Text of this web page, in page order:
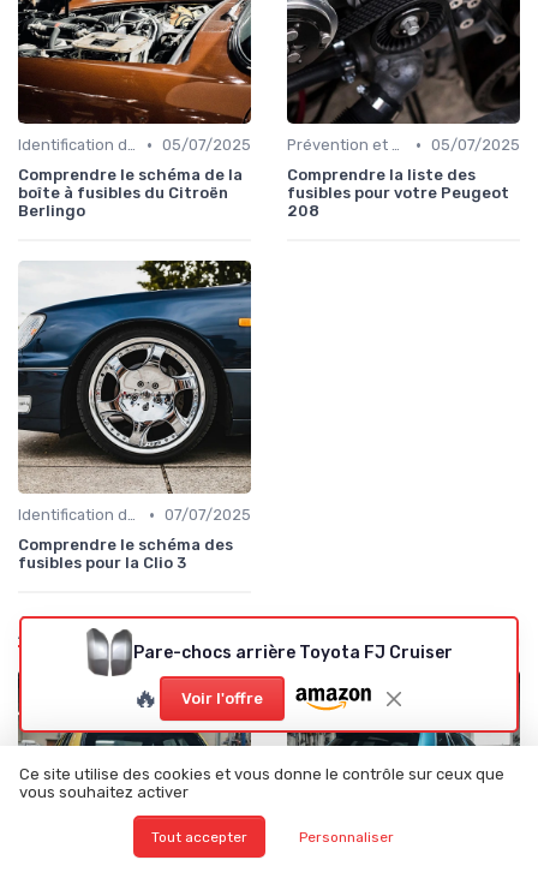
Identification de la Pièce Nécessaire • 05/07/2025
Comprendre le schéma de la
boîte à fusibles du Citroën
Berlingo
Prévention et Diagnostic des Pannes • 05/07/2025
Comprendre la liste des
fusibles pour votre Peugeot
208
Identification de la Pièce Nécessaire • 07/07/2025
Comprendre le schéma des
fusibles pour la Clio 3
À lire aussi
Pare-chocs arrière Toyota FJ Cruiser
🔥 Voir l'offre
Ce site utilise des cookies et vous donne le contrôle sur ceux que
vous souhaitez activer
Tout accepter Personnaliser